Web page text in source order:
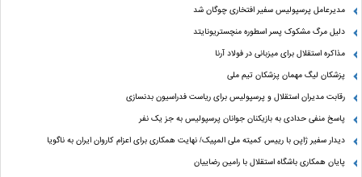
مدیرعامل پرسپولیس سفیر افتخاری چوگان شد
دلیل مرگ مشکوک پسر اسطوره منچستریونایتد
مذاکره استقلال برای میزبانی در فولاد آرنا
پزشکان لیگ مهمان پزشکان تیم ملی
رقابت مدیران استقلال و پرسپولیس برای ریاست فدراسیون بدنسازی
پاسخ منفی حدادی به بازیکنان جوانان پرسپولیس به جز یک نفر
دیدار سفیر ژاپن با رییس کمیته ملی المپیک/ نهایت همکاری برای اعزام کاروان ایران به ناگویا
پایان همکاری باشگاه استقلال با رامین رضاییان